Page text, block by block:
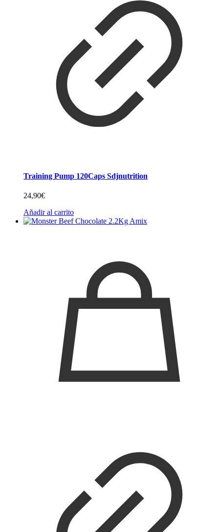
Training Pump 120Caps Sdjnutrition
24,90€
Añadir al carrito